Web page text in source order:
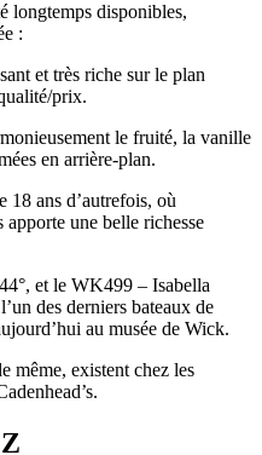
longtemps disponibles,
:
et très riche sur le plan
prix.
le fruité, la vanille
en arrière-plan.
18 ans d’autrefois, où
une belle richesse
et le WK499 – Isabella
des derniers bateaux de
au musée de Wick.
même, existent chez les